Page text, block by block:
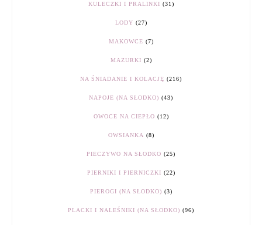
KULECZKI I PRALINKI (31)
LODY (27)
MAKOWCE (7)
MAZURKI (2)
NA ŚNIADANIE I KOLACJĘ (216)
NAPOJE (NA SŁODKO) (43)
OWOCE NA CIEPŁO (12)
OWSIANKA (8)
PIECZYWO NA SŁODKO (25)
PIERNIKI I PIERNICZKI (22)
PIEROGI (NA SŁODKO) (3)
PLACKI I NALEŚNIKI (NA SŁODKO) (96)